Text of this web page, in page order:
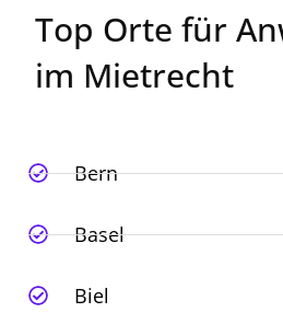
Top Orte für
im Mietrecht
Bern
Basel
Biel